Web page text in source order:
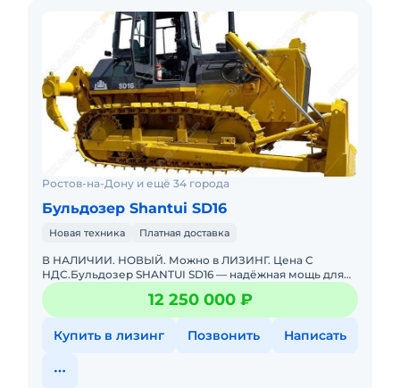
Ростов-на-Дону и ещё 34 города
Бульдозер Shantui SD16
Новая техника Платная доставка
В НАЛИЧИИ. НОВЫЙ. Можно в ЛИЗИНГ. Цена С
НДС.Бульдозер SHANTUI SD16 — надёжная мощь для
любых задач!Полная документация. Доставка до базы
или объекта. ООО
12 250 000 ₽
Купить в лизинг Позвонить Написать